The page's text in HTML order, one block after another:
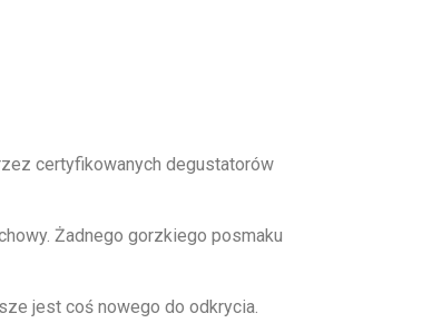
certyfikowanych degustatorów
Żadnego gorzkiego posmaku
jest coś nowego do odkrycia.